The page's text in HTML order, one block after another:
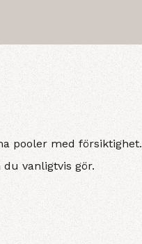
pooler med försiktighet.
vanligtvis gör.